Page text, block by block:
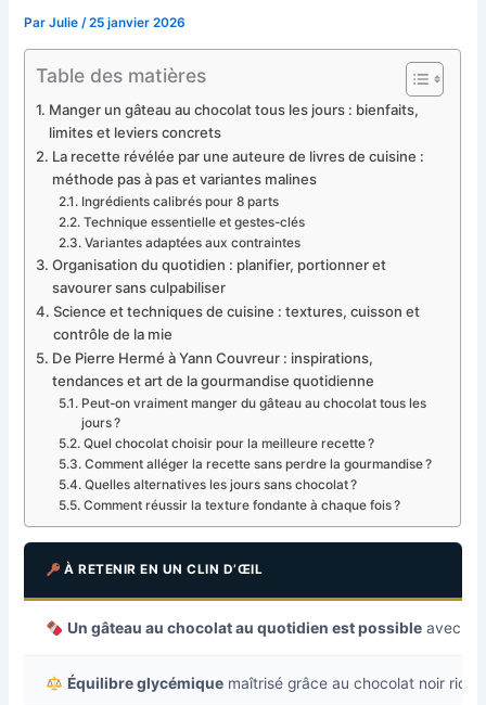
ParJulie/25 janvier 2026
Table des matières
Manger un gâteau au chocolat tous les jours : bienfaits,
limites et leviers concrets
La recette révélée par une auteure de livres de cuisine :
méthode pas à pas et variantes malines
Ingrédients calibrés pour 8 parts
Technique essentielle et gestes-clés
Variantes adaptées aux contraintes
Organisation du quotidien : planifier, portionner et
savourer sans culpabiliser
Science et techniques de cuisine : textures, cuisson et
contrôle de la mie
De Pierre Hermé à Yann Couvreur : inspirations,
tendances et art de la gourmandise quotidienne
Peut-on vraiment manger du gâteau au chocolat tous les
jours ?
Quel chocolat choisir pour la meilleure recette ?
Comment alléger la recette sans perdre la gourmandise ?
Quelles alternatives les jours sans chocolat ?
Comment réussir la texture fondante à chaque fois ?
À RETENIR EN UN CLIN D’ŒIL
Un gâteau au chocolat au quotidien est possible avec
Équilibre glycémique maîtrisé grâce au chocolat noir